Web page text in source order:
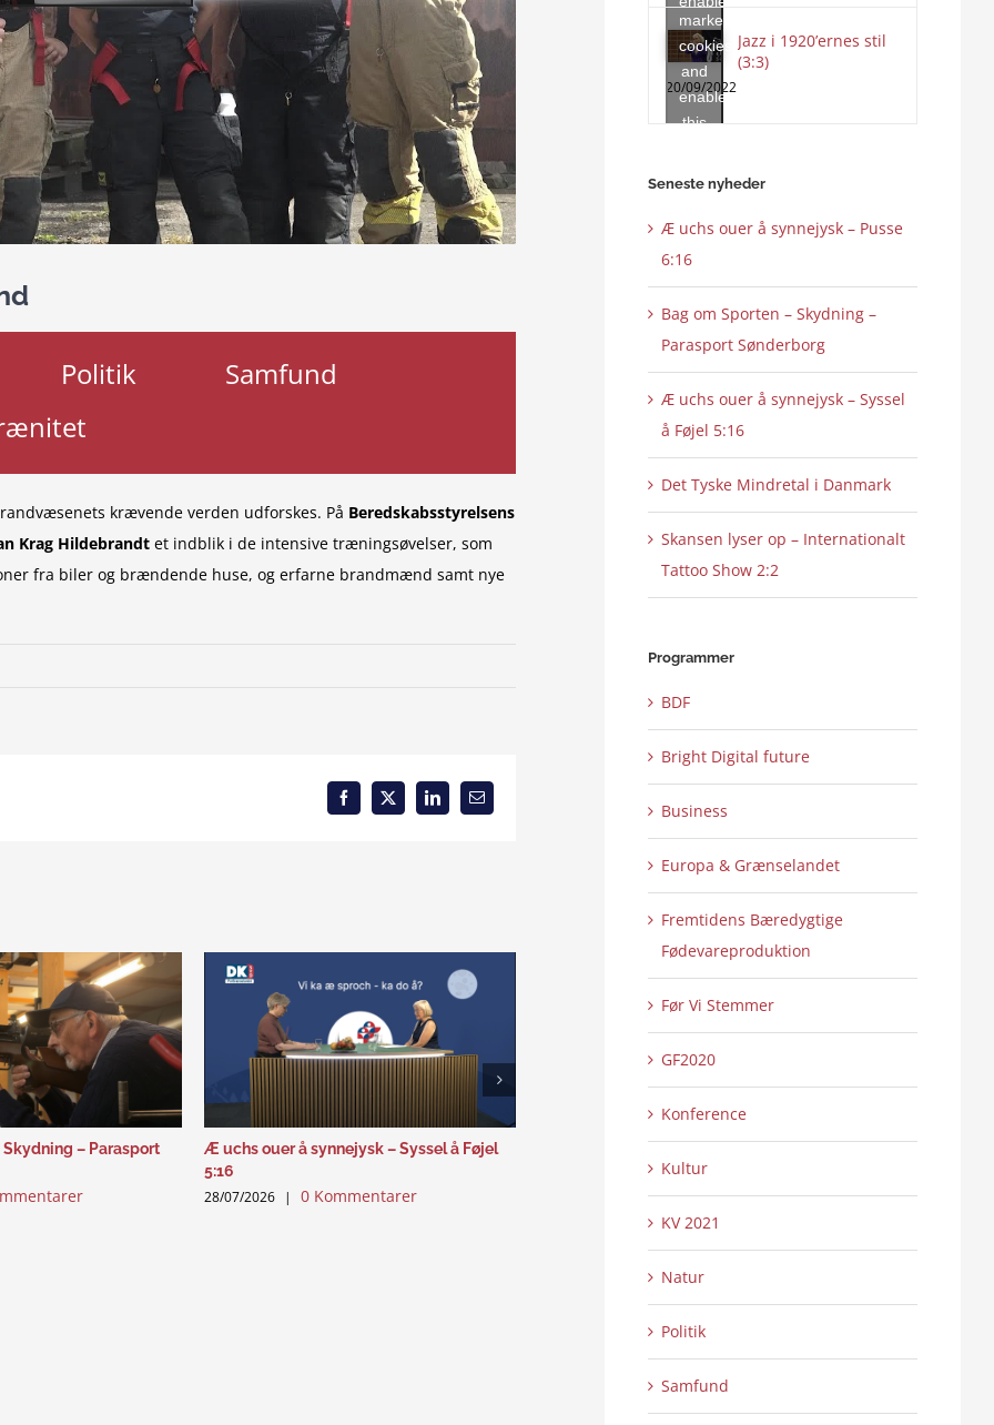
Politik
Samfund
krævende verden udforskes. På Beredskabsstyrelsens
Krag Hildebrandt et indblik i de intensive træningsøvelser, som
fra biler og brændende huse, og erfarne brandmænd samt nye
Facebook
X LinkedInEmail
– Parasport
Æ uchs ouer å synnejysk – Syssel å Føjel
5:16
28/07/2026 | 0 Kommentarer 0 Kommentarer 21/07/2026
this
content
marketing
cookies
and
enable
this
Jazz i 1920’ernes stil
(3:3)
20/09/2022
Seneste nyheder
Æ uchs ouer å synnejysk – Pusse
6:16
Bag om Sporten – Skydning –
Parasport Sønderborg
Æ uchs ouer å synnejysk – Syssel
å Føjel 5:16
Det Tyske Mindretal i Danmark
Skansen lyser op – Internationalt
Tattoo Show 2:2
Programmer
BDF
Bright Digital future
Business
Europa & Grænselandet
Fremtidens Bæredygtige
Fødevareproduktion
Før Vi Stemmer
GF2020
Konference
Kultur
KV 2021
Natur
Politik
Samfund